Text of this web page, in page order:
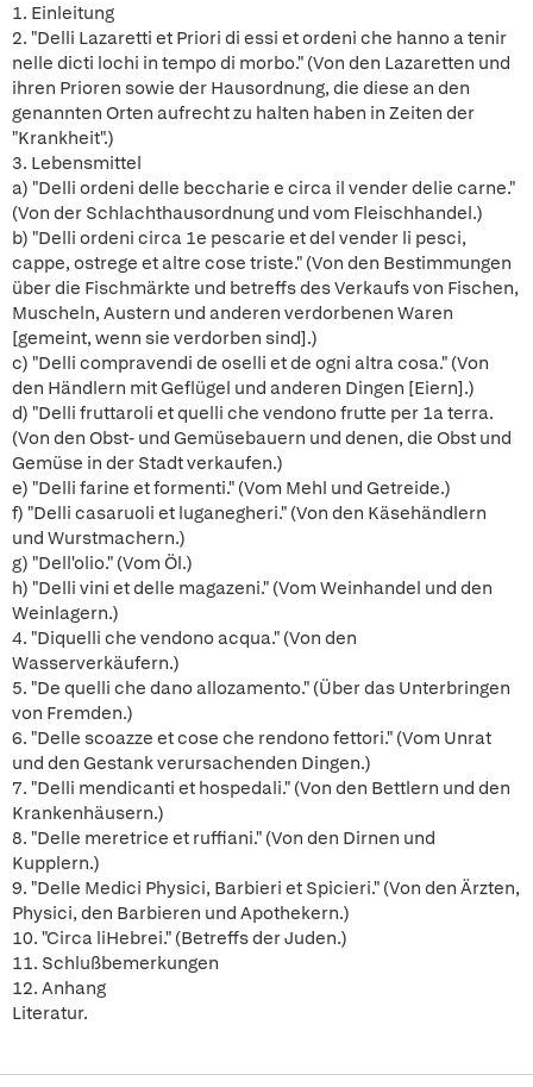
1. Einleitung
2. "Delli Lazaretti et Priori di essi et ordeni che hanno a tenir
nelle dicti lochi in tempo di morbo." (Von den Lazaretten und
ihren Prioren sowie der Hausordnung, die diese an den
genannten Orten aufrecht zu halten haben in Zeiten der
"Krankheit".)
3. Lebensmittel
a) "Delli ordeni delle beccharie e circa il vender delie carne."
(Von der Schlachthausordnung und vom Fleischhandel.)
b) "Delli ordeni circa 1e pescarie et del vender li pesci,
cappe, ostrege et altre cose triste." (Von den Bestimmungen
über die Fischmärkte und betreffs des Verkaufs von Fischen,
Muscheln, Austern und anderen verdorbenen Waren
[gemeint, wenn sie verdorben sind].)
c) "Delli compravendi de oselli et de ogni altra cosa." (Von
den Händlern mit Geflügel und anderen Dingen [Eiern].)
d) "Delli fruttaroli et quelli che vendono frutte per 1a terra.
(Von den Obst- und Gemüsebauern und denen, die Obst und
Gemüse in der Stadt verkaufen.)
e) "Delli farine et formenti." (Vom Mehl und Getreide.)
f) "Delli casaruoli et luganegheri." (Von den Käsehändlern
und Wurstmachern.)
g) "Dell'olio." (Vom Öl.)
h) "Delli vini et delle magazeni." (Vom Weinhandel und den
Weinlagern.)
4. "Diquelli che vendono acqua." (Von den
Wasserverkäufern.)
5. "De quelli che dano allozamento." (Über das Unterbringen
von Fremden.)
6. "Delle scoazze et cose che rendono fettori." (Vom Unrat
und den Gestank verursachenden Dingen.)
7. "Delli mendicanti et hospedali." (Von den Bettlern und den
Krankenhäusern.)
8. "Delle meretrice et ruffiani." (Von den Dirnen und
Kupplern.)
9. "Delle Medici Physici, Barbieri et Spicieri." (Von den Ärzten,
Physici, den Barbieren und Apothekern.)
10. "Circa liHebrei." (Betreffs der Juden.)
11. Schlußbemerkungen
12. Anhang
Literatur.